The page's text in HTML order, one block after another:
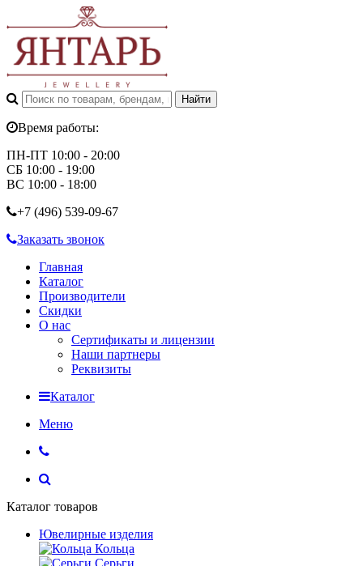
Время работы:
ПН-ПТ 10:00 - 20:00
СБ 10:00 - 19:00
ВС 10:00 - 18:00
+7 (496) 539-09-67
Заказать звонок
Главная
Каталог
Производители
Скидки
О нас
Сертификаты и лицензии
Наши партнеры
Реквизиты
Каталог
Меню
Каталог товаров
Ювелирные изделия
Кольца
Серьги